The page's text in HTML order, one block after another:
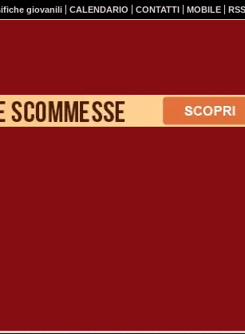
giovanili CALENDARIO CONTATTI MOBILE RSS